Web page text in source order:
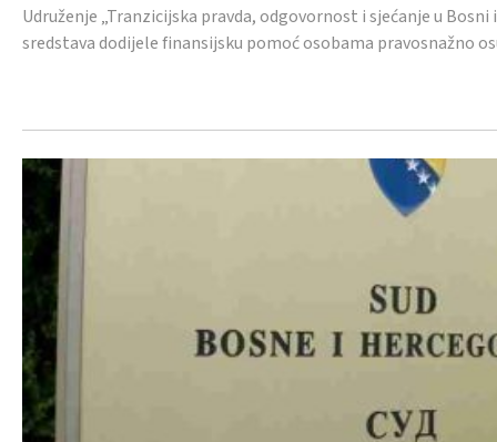
Udruženje „Tranzicijska pravda, odgovornost i sjećanje u
sredstava dodijele finansijsku pomoć osobama pravosnažno